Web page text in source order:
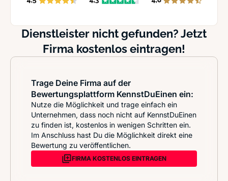
Dienstleister nicht gefunden? Jetzt
Firma kostenlos eintragen!
Trage Deine Firma auf der
Bewertungsplattform KennstDuEinen ein:
Nutze die Möglichkeit und trage einfach ein
Unternehmen, dass noch nicht auf KennstDuEinen
zu finden ist, kostenlos in wenigen Schritten ein.
Im Anschluss hast Du die Möglichkeit direkt eine
Bewertung zu veröffentlichen.
FIRMA KOSTENLOS EINTRAGEN